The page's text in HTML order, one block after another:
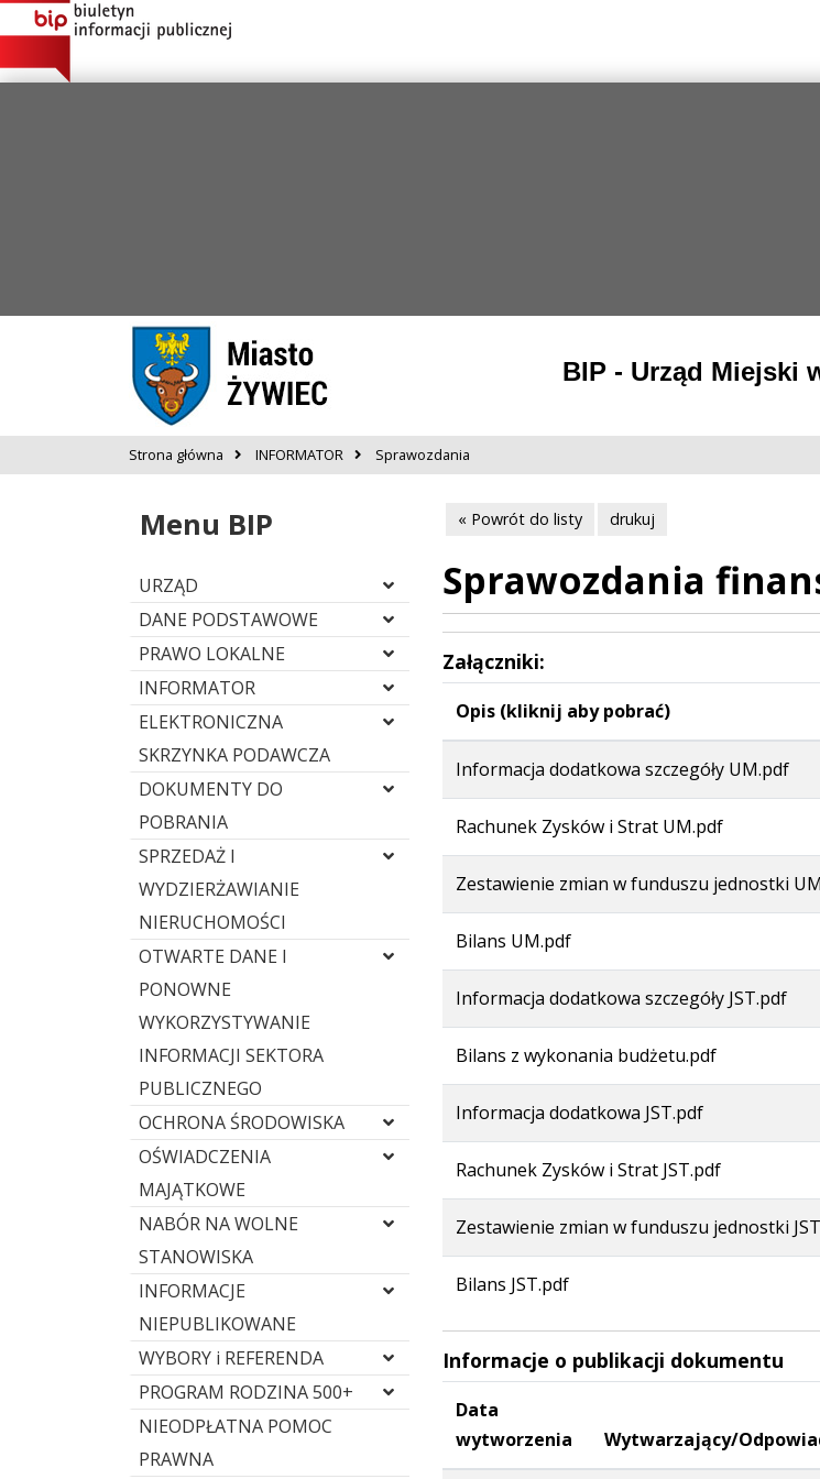
BIP - Urząd Miejski
Strona główna INFORMATOR Sprawozdania
Menu BIP
URZĄD
DANE PODSTAWOWE
PRAWO LOKALNE
INFORMATOR
ELEKTRONICZNA
SKRZYNKA PODAWCZA
DOKUMENTY DO
POBRANIA
SPRZEDAŻ I
WYDZIERŻAWIANIE
NIERUCHOMOŚCI
OTWARTE DANE I
PONOWNE
WYKORZYSTYWANIE
INFORMACJI SEKTORA
PUBLICZNEGO
OCHRONA ŚRODOWISKA
OŚWIADCZENIA
MAJĄTKOWE
NABÓR NA WOLNE
STANOWISKA
INFORMACJE
NIEPUBLIKOWANE
WYBORY i REFERENDA
PROGRAM RODZINA 500+
NIEODPŁATNA POMOC
PRAWNA
« Powrót do listy drukuj
Sprawozdania
Załączniki:
Opis (kliknij aby pobrać)
Informacja dodatkowa szczegóły UM.pdf
Rachunek Zysków i Strat UM.pdf
Zestawienie zmian w funduszu jednostki
Bilans UM.pdf
Informacja dodatkowa szczegóły JST.pdf
Bilans z wykonania budżetu.pdf
Informacja dodatkowa JST.pdf
Rachunek Zysków i Strat JST.pdf
Zestawienie zmian w funduszu jednostki
Bilans JST.pdf
Informacje o publikacji dokumentu
Data
wytworzenia
Wytwarzający/